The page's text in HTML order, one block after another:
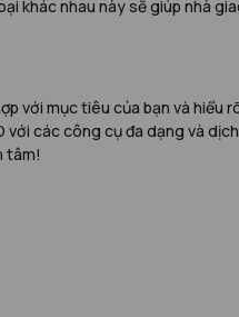
khác nhau này sẽ giúp nhà
với mục tiêu của bạn và hiểu
các công cụ đa dạng và
tâm!